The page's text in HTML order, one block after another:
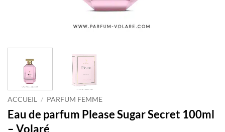
ACCUEIL / PARFUM FEMME
Eau de parfum Please Sugar Secret 100ml
– Volaré